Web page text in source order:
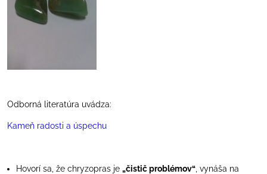
Odborná literatúra uvádza:
Kameň radosti a úspechu
Hovorí sa, že chryzopras je „čistič problémov“ , vynáša na